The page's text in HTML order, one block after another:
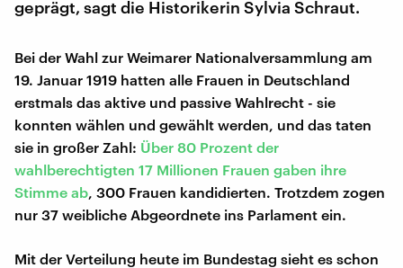
geprägt, sagt die Historikerin Sylvia Schraut.
Bei der Wahl zur Weimarer Nationalversammlung am
19. Januar 1919 hatten alle Frauen in Deutschland
erstmals das aktive und passive Wahlrecht - sie
konnten wählen und gewählt werden, und das taten
sie in großer Zahl: Über 80 Prozent der
wahlberechtigten 17 Millionen Frauen gaben ihre
Stimme ab , 300 Frauen kandidierten. Trotzdem zogen
nur 37 weibliche Abgeordnete ins Parlament ein.
Mit der Verteilung heute im Bundestag sieht es schon